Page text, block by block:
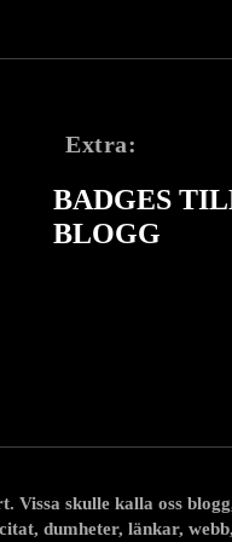
Extra:
BADGES
BLOGG
Vissa skulle kalla oss
dumheter, länkar,